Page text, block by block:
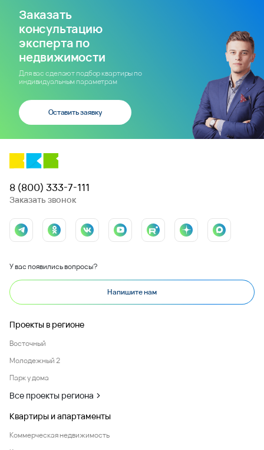
Заказать
консультацию
эксперта по
недвижимости
Для вас сделают подбор квартиры по
индивидуальным параметрам
Оставить заявку
8 (800) 333-7-111
Заказать звонок
У вас появились вопросы?
Напишите нам
Проекты в регионе
Восточный
Молодежный 2
Парк у дома
Все проекты региона
Квартиры и апартаменты
Коммерческая недвижимость